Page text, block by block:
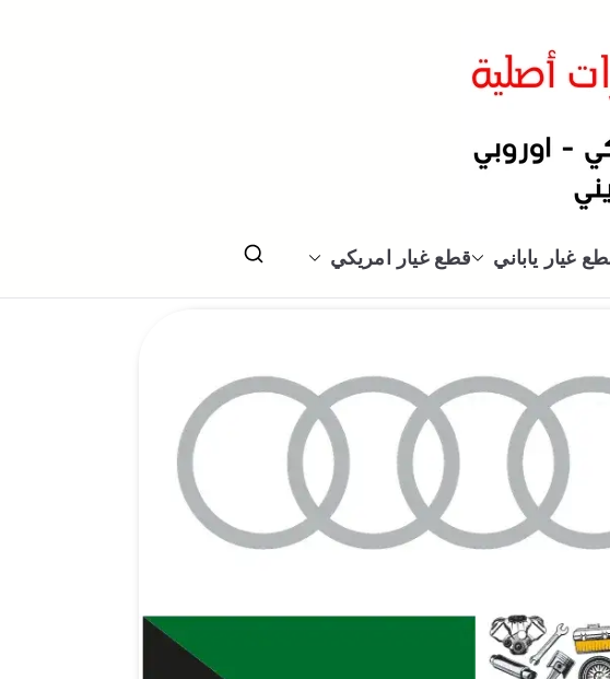
الكويت
غيار ياباني قطع غيار امريكي